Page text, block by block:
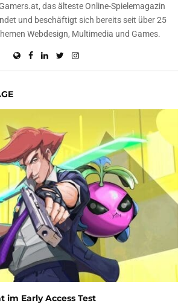
das älteste Online-Spielemagazin
und beschäftigt sich bereits seit über 25
Webdesign, Multimedia und Games.
im Early Access Test